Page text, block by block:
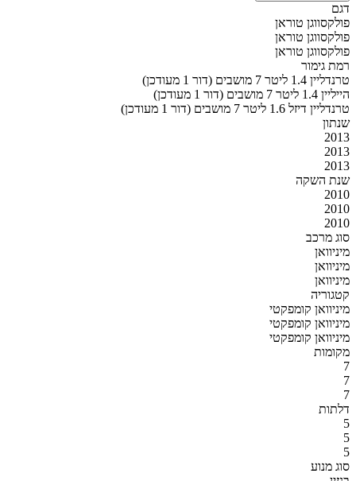
דגם
פולקסווגן טוראן
פולקסווגן טוראן
פולקסווגן טוראן
רמת גימור
טרנדליין 1.4 ליטר 7 מושבים (דור 1 מעודכן)
הייליין 1.4 ליטר 7 מושבים (דור 1 מעודכן)
טרנדליין דיזל 1.6 ליטר 7 מושבים (דור 1 מעודכן)
שנתון
2013
2013
2013
שנת השקה
2010
2010
2010
סוג מרכב
מיניוואן
מיניוואן
מיניוואן
קטגוריה
מיניוואן קומפקטי
מיניוואן קומפקטי
מיניוואן קומפקטי
מקומות
7
7
7
דלתות
5
5
5
סוג מנוע